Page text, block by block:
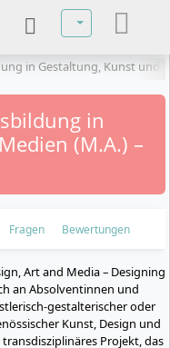
Sprache
in Gestaltung, Kunst und
in
(M.A.) –
Fragen Bewertungen
Art and Media – Designing
an Absolventinnen und
gestalterischer oder
Kunst, Design und
Projekt, das